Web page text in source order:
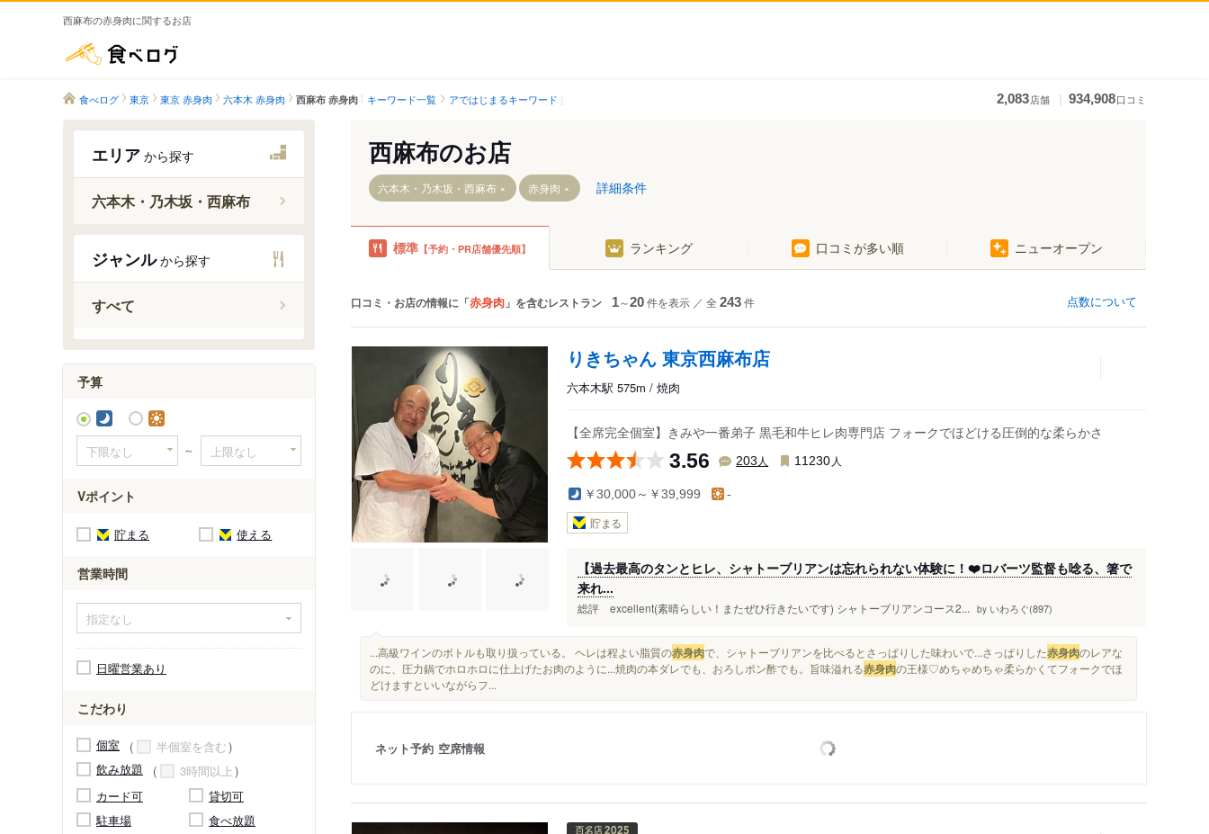
西麻布の赤身肉に関するお店
食べログ 東京 東京 赤身肉 六本木 赤身肉 西麻布 赤身肉 キーワード一覧 アではじまるキーワード 2,083店舗 934,908口コミ
エリア から探す
六本木・乃木坂・西麻布
ジャンルから探す
すべて
予算
～
Vポイント
貯まる 使える
営業時間
日曜営業あり
こだわり
個室
半個室を含む
飲み放題
3時間以上
カード可
貸切可
駐車場
食べ放題
西麻布のお店
六本木・乃木坂・西麻布 赤身肉 詳細条件
標準 【予約・PR店舗優先順】 ランキング 口コミが多い順 ニューオープン
口コミ・お店の情報に「赤身肉 」を含むレストラン 1～20件を表示 ／ 全 243件 点数について
りきちゃん 東京西麻布店
六本木駅 575m / 焼肉
【全席完全個室】きみや一番弟子 黒毛和牛ヒレ肉専門店 フォークでほどける圧倒的な柔らかさ
3.56 203 人 11230 人
￥30,000～￥39,999 -
貯まる
【過去最高のタンとヒレ、シャトーブリアンは忘れられない体験に！❤️ロバーツ監督も唸る、箸で
来れ...
総評 excellent(素晴らしい！またぜひ行きたいです) ️シャトーブリアンコース2... by いわろぐ(897)
...高級ワインのボトルも取り扱っている。 ヘレは程よい脂質の赤身肉で、シャトーブリアンを比べるとさっぱりした味わいで...さっぱりした赤身肉のレアな
のに、圧力鍋でホロホロに仕上げたお肉のように...焼肉の本ダレでも、おろしポン酢でも。旨味溢れる赤身肉の王様♡めちゃめちゃ柔らかくてフォークでほ
どけますといいながらフ...
ネット予約 空席情報